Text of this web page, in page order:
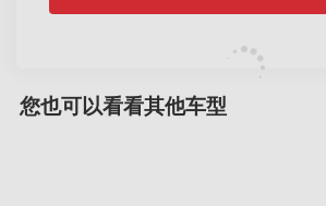
您也可以看看其他车型